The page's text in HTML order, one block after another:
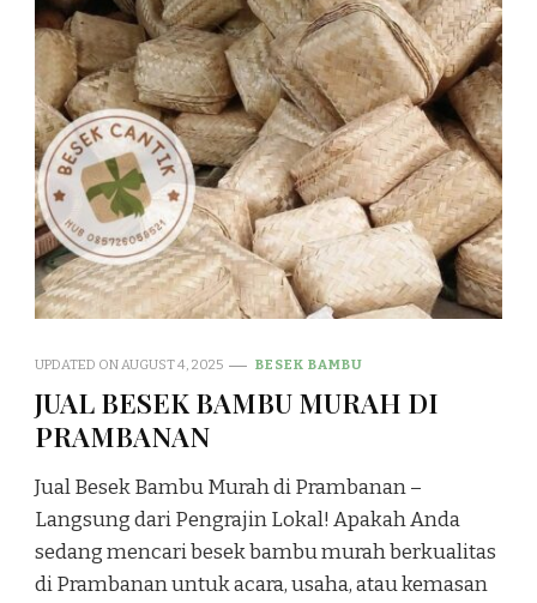
UPDATED ONAUGUST 4, 2025 BESEK BAMBU
JUAL BESEK BAMBU MURAH DI
PRAMBANAN
Jual Besek Bambu Murah di Prambanan –
Langsung dari Pengrajin Lokal! Apakah Anda
sedang mencari besek bambu murah berkualitas
di Prambanan untuk acara, usaha, atau kemasan